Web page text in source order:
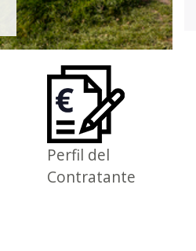
Perfil del
Contratante